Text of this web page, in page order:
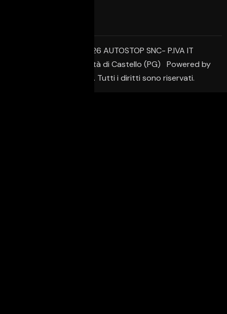
© Copyright 2026 AUTOSTOP SNC- P.IVA IT
02650950542 – Città di Castello (PG) Powered by
Creative Agency. Tutti i diritti sono riservati.